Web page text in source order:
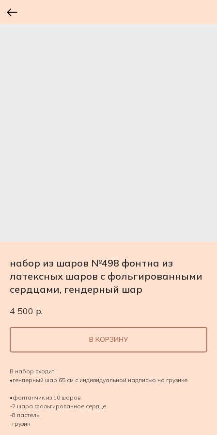
набор из шаров №498 фонтна из
латексных шаров с фольгированными
сердцами, гендерный шар
4 500 р.
В КОРЗИНУ
В набор входит:
•гендерный шар 65 см с индивидуальной надписью на грузике
•фонтанчик из 10 шаров:
-2 шара фольгированное сердце
-8 пастель
-грузик